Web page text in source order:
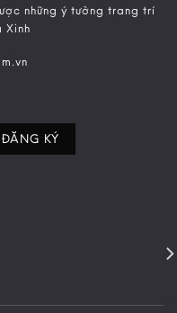
những ý tưởng trang trí
Xinh